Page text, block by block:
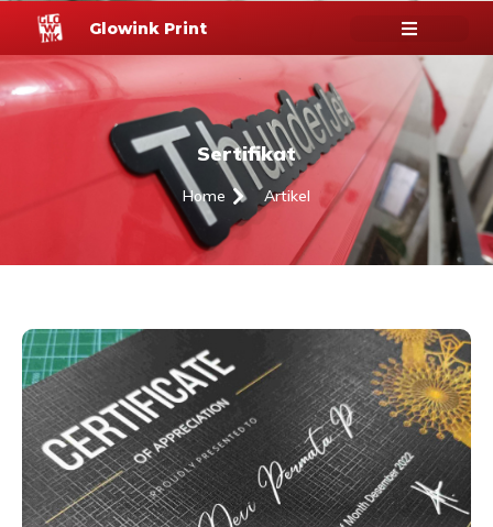
Glowink Print
Sertifikat
Home Artikel